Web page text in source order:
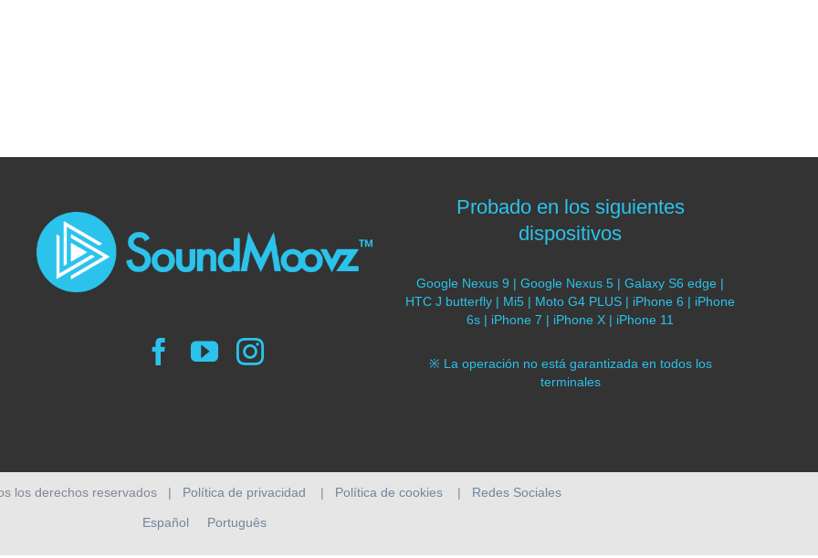
Probado en los siguientes
dispositivos
Google Nexus 9 | Google Nexus 5 | Galaxy S6 edge |
HTC J butterfly | Mi5 | Moto G4 PLUS | iPhone 6 | iPhone
6s | iPhone 7 | iPhone X | iPhone 11
※ La operación no está garantizada en todos los
terminales
los derechos reservados | Política de privacidad | Política de cookies | Redes Sociales
Español Português